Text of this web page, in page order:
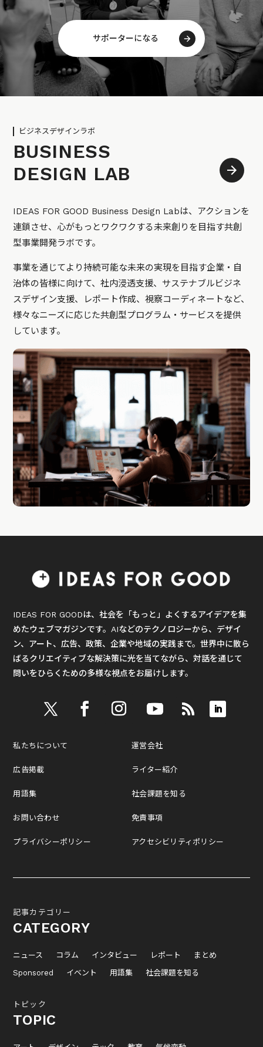
サポーターになる
ビジネスデザインラボ
BUSINESS
DESIGN LAB
IDEAS FOR GOOD Business Design Labは、アクションを
連鎖させ、心がもっとワクワクする未来創りを目指す共創
型事業開発ラボです。
事業を通じてより持続可能な未来の実現を目指す企業・自
治体の皆様に向けて、社内浸透支援、サステナブルビジネ
スデザイン支援、レポート作成、視察コーディネートなど、
様々なニーズに応じた共創型プログラム・サービスを提供
しています。
IDEAS FOR GOODは、社会を「もっと」よくするアイデアを集
めたウェブマガジンです。AIなどのテクノロジーから、デザイ
ン、アート、広告、政策、企業や地域の実践まで。世界中に散ら
ばるクリエイティブな解決策に光を当てながら、対話を通じて
問いをひらくための多様な視点をお届けします。
私たちについて
広告掲載
用語集
お問い合わせ
プライバシーポリシー
運営会社
ライター紹介
社会課題を知る
免責事項
アクセシビリティポリシー
記事カテゴリー
CATEGORY
ニュース コラム インタビュー レポート
まとめ
Sponsored
イベント 用語集 社会課題を知る
トピック
TOPIC